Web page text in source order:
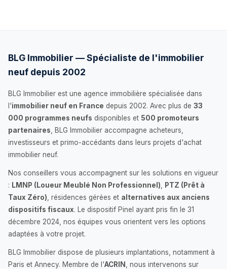
BLG Immobilier — Spécialiste de l'immobilier
neuf depuis 2002
BLG Immobilier est une agence immobilière spécialisée dans
l'immobilier neuf en France depuis 2002. Avec plus de 33
000 programmes neufs disponibles et 500 promoteurs
partenaires , BLG Immobilier accompagne acheteurs,
investisseurs et primo-accédants dans leurs projets d'achat
immobilier neuf.
Nos conseillers vous accompagnent sur les solutions en vigueur
: LMNP (Loueur Meublé Non Professionnel)
PTZ (Prêt à
Taux Zéro) , résidences gérées et alternatives aux anciens
dispositifs fiscaux. Le dispositif Pinel ayant pris fin le 31
décembre 2024, nos équipes vous orientent vers les options
adaptées à votre projet.
BLG Immobilier dispose de plusieurs implantations, notamment à
Paris et Annecy. Membre de l'ACRIN
, nous intervenons sur